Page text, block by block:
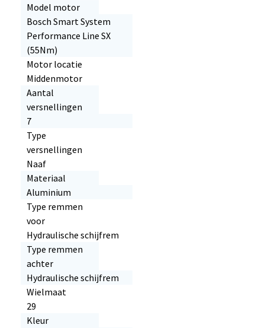
Model motor
Bosch Smart System
Performance Line SX
(55Nm)
Motor locatie
Middenmotor
Aantal
versnellingen
7
Type
versnellingen
Naaf
Materiaal
Aluminium
Type remmen
voor
Hydraulische schijfrem
Type remmen
achter
Hydraulische schijfrem
Wielmaat
29
Kleur